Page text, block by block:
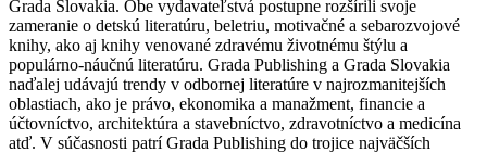
Grada Slovakia. Obe vydavateľstvá postupne rozšírili svoje
zameranie o detskú literatúru, beletriu, motivačné a sebarozvojové
knihy, ako aj knihy venované zdravému životnému štýlu a
populárno-náučnú literatúru. Grada Publishing a Grada Slovakia
naďalej udávajú trendy v odbornej literatúre v najrozmanitejších
oblastiach, ako je právo, ekonomika a manažment, financie a
účtovníctvo, architektúra a stavebníctvo, zdravotníctvo a medicína
atď. V súčasnosti patrí Grada Publishing do trojice najväčších